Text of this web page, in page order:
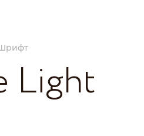
Light